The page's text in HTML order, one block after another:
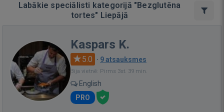
Labākie speciālisti kategorijā "Bezglutēna
tortes" Liepājā
Kaspars K.
5.0 · 9 atsauksmes
Bija vietnē: Pirms 3st. 39 min.
English
PRO